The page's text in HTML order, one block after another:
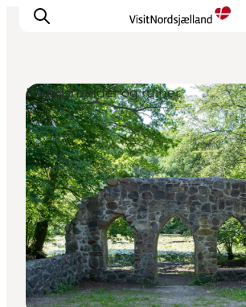
Highlights
Oplev
Det Sker
Overnatning
Byer
Planlæg ferien
Fortidsminder og ruiner